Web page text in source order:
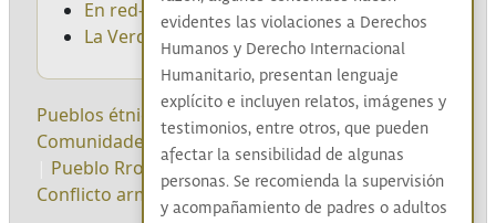
En red-ando y sanando desde el territorio
La Verdad del Pueblo Rrom
Pueblos étnicos|Pueblos indígenas|
Comunidades negras|Palenqueros/as|Raizales
Pueblo Rrom |Resistencias|No Repetición
Conflicto armado interno |Racismo estructural|
evidentes las violaciones a Derechos
Humanos y Derecho Internacional
Humanitario, presentan lenguaje
explícito e incluyen relatos, imágenes y
testimonios, entre otros, que pueden
afectar la sensibilidad de algunas
personas. Se recomienda la supervisión
y acompañamiento de padres o adultos